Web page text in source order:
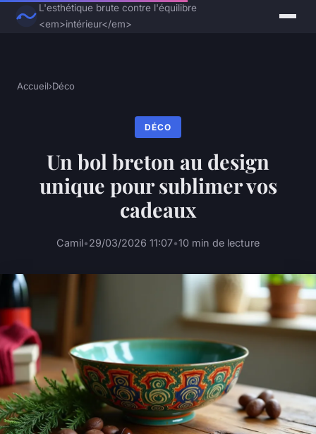
L'esthétique brute contre l'équilibre
<em>intérieur</em>
Accueil›Déco
DÉCO
Un bol breton au design
unique pour sublimer vos
cadeaux
Camil•29/03/2026 11:07•10 min de lecture